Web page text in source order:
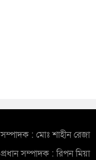
সম্পাদক : মোঃ শাহীন রেজা
প্রধান সম্পাদক : রিপন মিয়া